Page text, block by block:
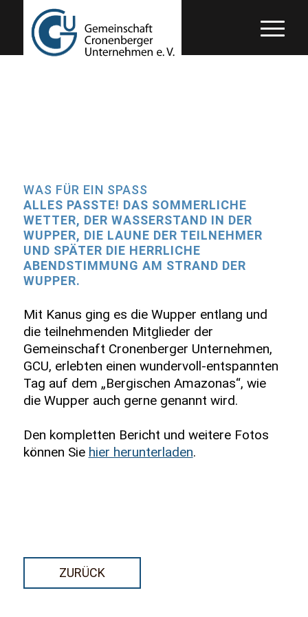
WAS FÜR EIN SPASS
ALLES PASSTE! DAS SOMMERLICHE
WETTER, DER WASSERSTAND IN DER
WUPPER, DIE LAUNE DER TEILNEHMER
UND SPÄTER DIE HERRLICHE
ABENDSTIMMUNG AM STRAND DER
WUPPER.
Mit Kanus ging es die Wupper entlang und
die teilnehmenden Mitglieder der
Gemeinschaft Cronenberger Unternehmen,
GCU, erlebten einen wundervoll-entspannten
Tag auf dem „Bergischen Amazonas“, wie
die Wupper auch gerne genannt wird.
Den kompletten Bericht und weitere Fotos
können Sie hier herunterladen.
ZURÜCK